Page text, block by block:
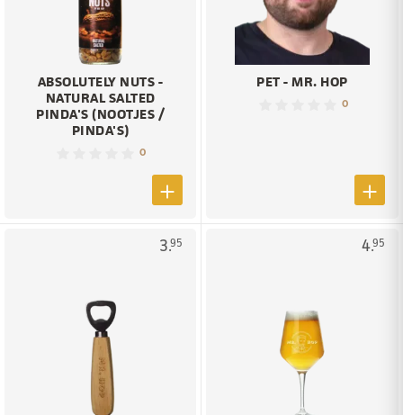
ABSOLUTELY NUTS -
NATURAL SALTED
PINDA'S (NOOTJES /
PINDA'S)
0
PET - MR. HOP
0
3.95 4.95